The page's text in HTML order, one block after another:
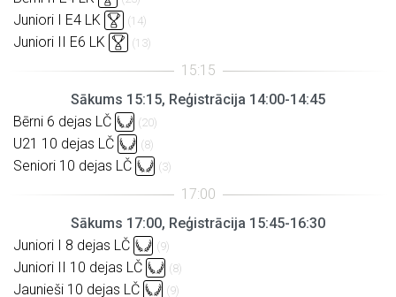
Juniori I E4 LK (14)
Juniori II E6 LK (13)
Sākums 15:15, Reģistrācija 14:00-14:45
Bērni 6 dejas LČ
(20)
U21 10 dejas LČ (8)
Seniori 10 dejas LČ (3)
Sākums 17:00, Reģistrācija 15:45-16:30
Juniori I 8 dejas LČ
(9)
Juniori II 10 dejas LČ (8)
Jaunieši 10 dejas LČ (9)